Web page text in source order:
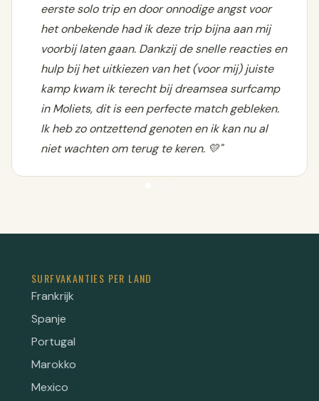
eerste solo trip en door onnodige angst voor
het onbekende had ik deze trip bijna aan mij
voorbij laten gaan. Dankzij de snelle reacties en
hulp bij het uitkiezen van het (voor mij) juiste
kamp kwam ik terecht bij dreamsea surfcamp
in Moliets, dit is een perfecte match gebleken.
Ik heb zo ontzettend genoten en ik kan nu al
niet wachten om terug te keren. 💛"
SURFVAKANTIES PER LAND
Frankrijk
Spanje
Portugal
Marokko
Mexico